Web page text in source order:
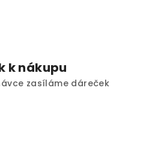
k nákupu
zasíláme dáreček